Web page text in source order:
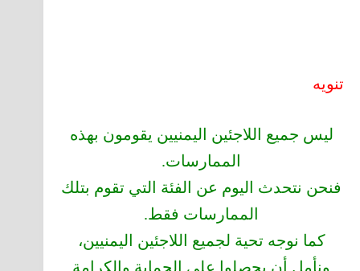
تنويه
ليس جميع اللاجئين اليمنيين يقومون بهذه
الممارسات.
فنحن نتحدث اليوم عن الفئة التي تقوم بتلك
الممارسات فقط.
كما نوجه تحية لجميع اللاجئين اليمنيين،
ونأمل أن يحصلوا على الحماية والكرامة